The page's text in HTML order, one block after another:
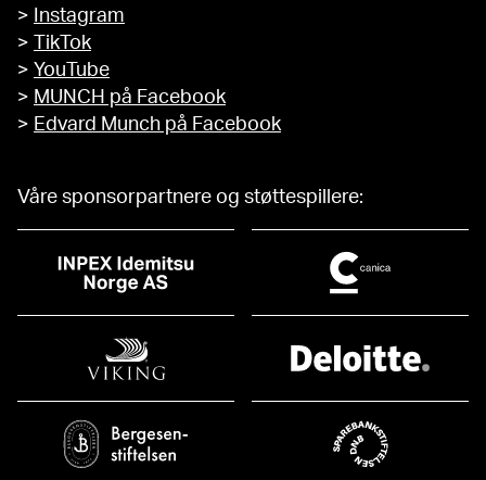
>
Instagram
>
TikTok
> YouTube
> MUNCH på Facebook
> Edvard Munch på Facebook
Våre sponsorpartnere og støttespillere: